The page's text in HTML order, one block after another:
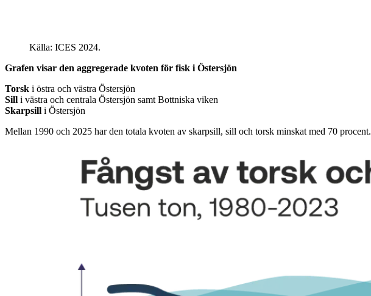
Källa: ICES 2024.
Grafen visar den aggregerade kvoten för fisk i Östersjön
Torsk i östra och västra Östersjön
Sill i västra och centrala Östersjön samt Bottniska viken
Skarpsill i Östersjön
Mellan 1990 och 2025 har den totala kvoten av skarpsill, sill och torsk minskat med 70 procent.